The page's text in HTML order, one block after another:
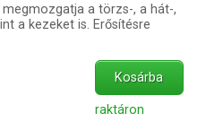
a törzs-, a hát-,
a kezeket is. Erősítésre
Kosárba
raktáron